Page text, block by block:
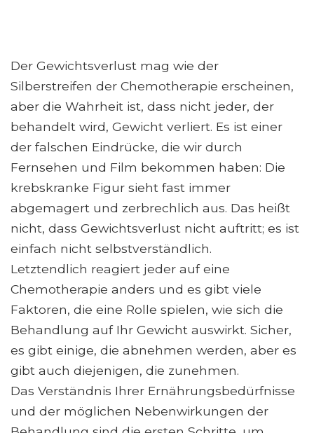
Der Gewichtsverlust mag wie der
Silberstreifen der Chemotherapie erscheinen,
aber die Wahrheit ist, dass nicht jeder, der
behandelt wird, Gewicht verliert. Es ist einer
der falschen Eindrücke, die wir durch
Fernsehen und Film bekommen haben: Die
krebskranke Figur sieht fast immer
abgemagert und zerbrechlich aus. Das heißt
nicht, dass Gewichtsverlust nicht auftritt; es ist
einfach nicht selbstverständlich.
Letztendlich reagiert jeder auf eine
Chemotherapie anders und es gibt viele
Faktoren, die eine Rolle spielen, wie sich die
Behandlung auf Ihr Gewicht auswirkt. Sicher,
es gibt einige, die abnehmen werden, aber es
gibt auch diejenigen, die zunehmen.
Das Verständnis Ihrer Ernährungsbedürfnisse
und der möglichen Nebenwirkungen der